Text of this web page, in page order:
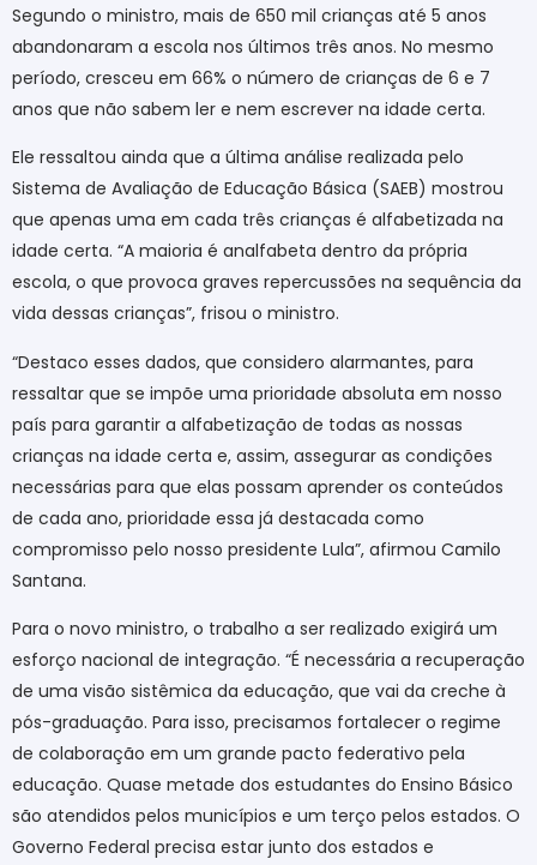
Segundo o ministro, mais de 650 mil crianças até 5 anos
abandonaram a escola nos últimos três anos. No mesmo
período, cresceu em 66% o número de crianças de 6 e 7
anos que não sabem ler e nem escrever na idade certa.
Ele ressaltou ainda que a última análise realizada pelo
Sistema de Avaliação de Educação Básica (SAEB) mostrou
que apenas uma em cada três crianças é alfabetizada na
idade certa. “A maioria é analfabeta dentro da própria
escola, o que provoca graves repercussões na sequência da
vida dessas crianças”, frisou o ministro.
“Destaco esses dados, que considero alarmantes, para
ressaltar que se impõe uma prioridade absoluta em nosso
país para garantir a alfabetização de todas as nossas
crianças na idade certa e, assim, assegurar as condições
necessárias para que elas possam aprender os conteúdos
de cada ano, prioridade essa já destacada como
compromisso pelo nosso presidente Lula”, afirmou Camilo
Santana.
Para o novo ministro, o trabalho a ser realizado exigirá um
esforço nacional de integração. “É necessária a recuperação
de uma visão sistêmica da educação, que vai da creche à
pós-graduação. Para isso, precisamos fortalecer o regime
de colaboração em um grande pacto federativo pela
educação. Quase metade dos estudantes do Ensino Básico
são atendidos pelos municípios e um terço pelos estados. O
Governo Federal precisa estar junto dos estados e